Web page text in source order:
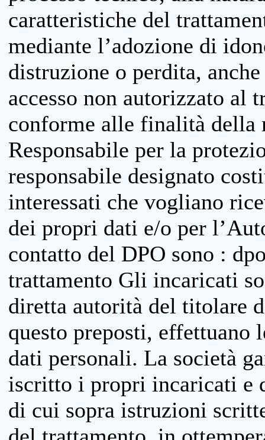
caratteristiche del
mediante l’adozione di
distruzione o perdita,
accesso non autorizzato al
conforme alle finalità della
Responsabile per la
responsabile designato
interessati che vogliano
dei propri dati e/o per
contatto del DPO sono :
trattamento Gli incaricati
diretta autorità del titolare
questo preposti, effettuano
dati personali. La società
iscritto i propri incaricati e
di cui sopra istruzioni